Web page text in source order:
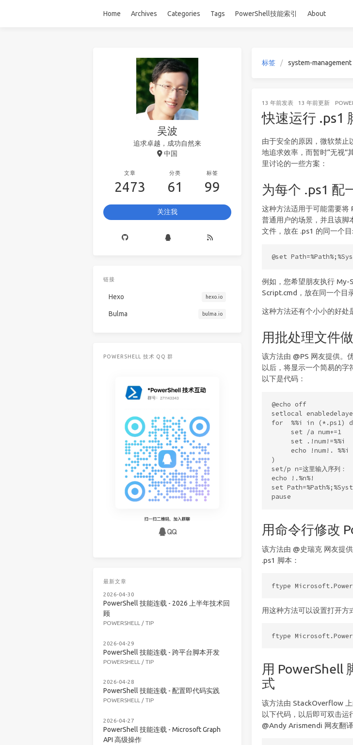
Home Archives Categories Tags PowerShell技能索引 About
标签 system-management
13 年前发表 13 年前更新
快速运行 .ps1
由于安全的原因，微软禁止
地追求效率，而暂时“无视”
里讨论的一些方案：
为每个 .ps1 配
这种方法适用于可能需要将
普通用户的场景，并且该脚
文件，放在 .ps1 的同一个目
例如，您希望朋友执行 My-
Script.cmd，放在同一个目
这种方法还有个小小的好处
用批处理文件
该方法由 @PS 网友提供。
以后，将显示一个简易的字
以下是代码：
@echo off
setlocal
for  %%i in (*.ps1)
     set /a num+=1
     set .!num!=%%i
     echo !num!. %%i
)
set/p n=这里输入序列：
echo !.%n%!
set
用命令行修改
该方法由 @史瑞克 网友提
.ps1 脚本：
用这种方法可以设置打开方
用 PowerShell
式
该方法由 StackOverflow
以下代码，以后即可双击运
@Andy Arismendi 网友翻译
吴波
追求卓越，成功自然来
中国
文章
2473
分类
61
标签
99
关注我
链接
Hexo hexo.io
Bulma bulma.io
POWERSHELL 技术 QQ 群
最新文章
2026-04-30
PowerShell 技能连载 - 2026 上半年技术回
顾
POWERSHELL / TIP
2026-04-29
PowerShell 技能连载 - 跨平台脚本开发
POWERSHELL / TIP
2026-04-28
PowerShell 技能连载 - 配置即代码实践
POWERSHELL / TIP
2026-04-27
PowerShell 技能连载 - Microsoft Graph
API 高级操作